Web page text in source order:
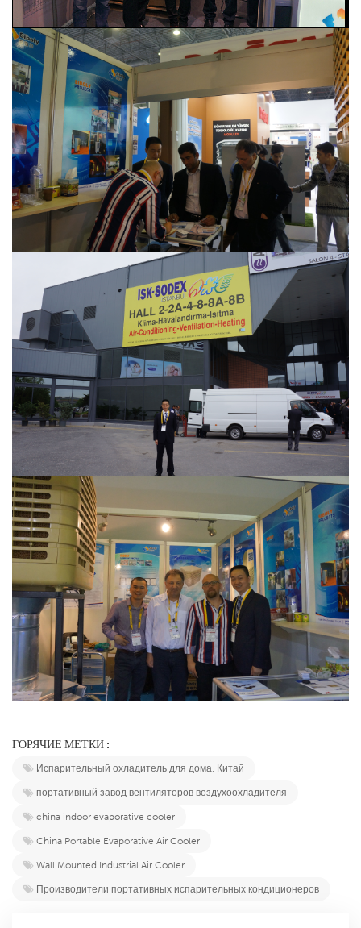
ГОРЯЧИЕ МЕТКИ :
Испарительный охладитель для дома, Китай
портативный завод вентиляторов воздухоохладителя
china indoor evaporative cooler
China Portable Evaporative Air Cooler
Wall Mounted Industrial Air Cooler
Производители портативных испарительных кондиционеров